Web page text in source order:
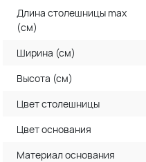
Длина столешницы max
(см)
Ширина (см)
Высота (см)
Цвет столешницы
Цвет основания
Материал основания